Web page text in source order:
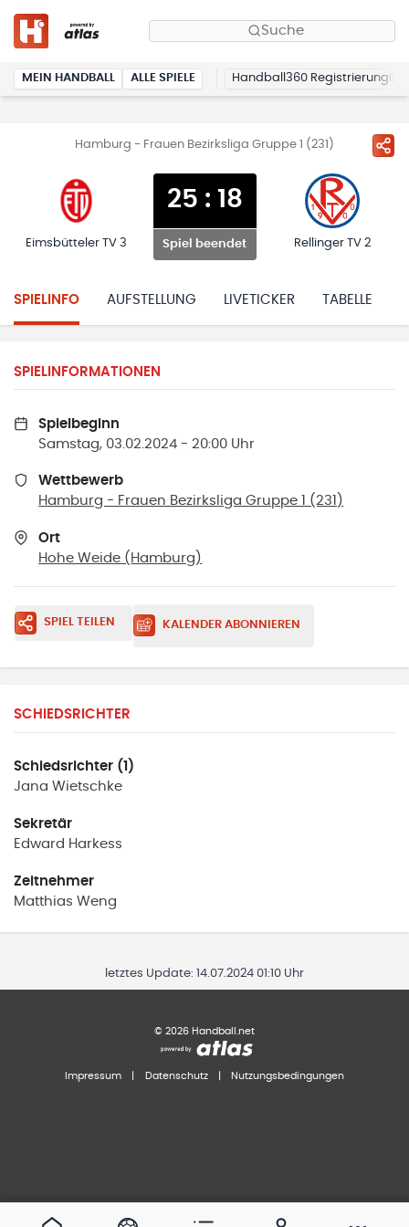
Suche
MEIN HANDBALL ALLE SPIELE Handball360 Registrierung
Hamburg - Frauen Bezirksliga Gruppe 1 (231)
Eimsbütteler TV 3
25 : 18
Spiel beendet Rellinger TV 2
SPIELINFO AUFSTELLUNG LIVETICKER TABELLE
SPIELINFORMATIONEN
Spielbeginn
Samstag, 03.02.2024 - 20:00 Uhr
Wettbewerb
Hamburg - Frauen Bezirksliga Gruppe 1 (231)
Ort
Hohe Weide ( Hamburg )
SPIEL TEILEN KALENDER ABONNIEREN
SCHIEDSRICHTER
Schiedsrichter (1)
Jana Wietschke
Sekretär
Edward Harkess
Zeitnehmer
Matthias Weng
letztes Update: 14.07.2024 01:10 Uhr
© 2026 Handball.net
Impressum Datenschutz Nutzungsbedingungen